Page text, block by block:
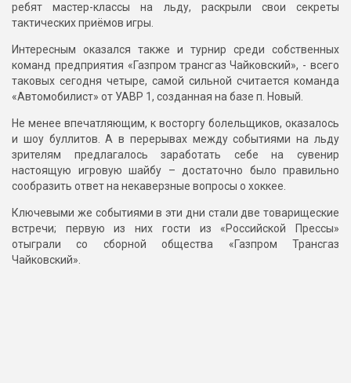
ребят мастер-классы на льду, раскрыли свои секреты
тактических приёмов игры.
Интересным оказался также и турнир среди собственных
команд предприятия «Газпром трансгаз Чайковский», - всего
таковых сегодня четыре, самой сильной считается команда
«Автомобилист» от УАВР 1, созданная на базе п. Новый.
Не менее впечатляющим, к восторгу болельщиков, оказалось
и шоу буллитов. А в перерывах между событиями на льду
зрителям предлагалось заработать себе на сувенир
настоящую игровую шайбу – достаточно было правильно
сообразить ответ на некаверзные вопросы о хоккее.
Ключевыми же событиями в эти дни стали две товарищеские
встречи; первую из них гости из «Российской Прессы»
отыграли со сборной общества «Газпром Трансгаз
Чайковский».